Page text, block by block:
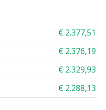
€ 2.377,51
€ 2.376,19
€ 2.329,93
€ 2.288,13